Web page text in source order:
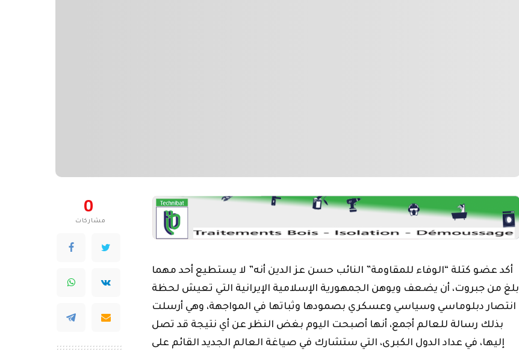
0
مشاركات
أكد عضو كتلة “الوفاء للمقاومة” النائب حسن عز الدين أنه” لا يستطيع أحد مهما
بلغ من جبروت، أن يضعف ويوهن الجمهورية الإسلامية الإيرانية التي تعيش لحظة
انتصار دبلوماسي وسياسي وعسكري بصمودها وثباتها في المواجهة، وهي أرسلت
بذلك رسالة للعالم أجمع، أنها أصبحت اليوم بغض النظر عن أي نتيجة قد تصل
إليها، في عداد الدول الكبرى، التي ستشارك في صياغة العالم الجديد القائم على